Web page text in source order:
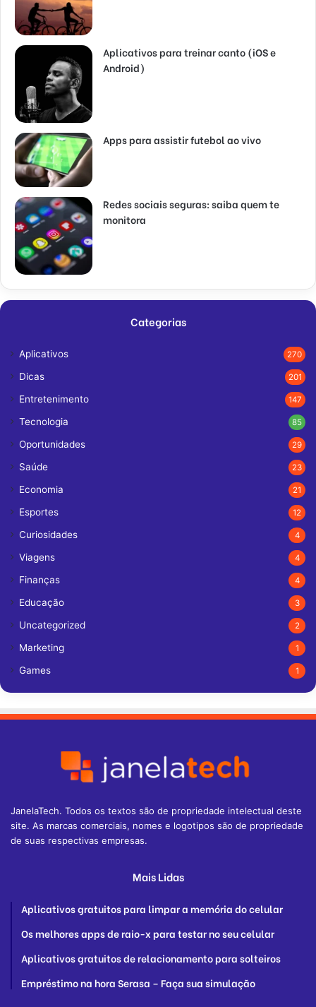
Aplicativos para treinar canto (iOS e
Android)
Apps para assistir futebol ao vivo
Redes sociais seguras: saiba quem te
monitora
Categorias
Aplicativos 270
Dicas 201
Entretenimento 147
Tecnologia 85
Oportunidades 29
Saúde 23
Economia 21
Esportes 12
Curiosidades 4
Viagens 4
Finanças 4
Educação 3
Uncategorized 2
Marketing 1
Games 1
JanelaTech. Todos os textos são de propriedade intelectual deste
site. As marcas comerciais, nomes e logotipos são de propriedade
de suas respectivas empresas.
Mais Lidas
Aplicativos gratuitos para limpar a memória do celular
Os melhores apps de raio-x para testar no seu celular
Aplicativos gratuitos de relacionamento para solteiros
Empréstimo na hora Serasa – Faça sua simulação